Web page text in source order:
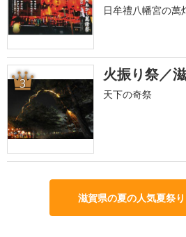
日牟禮八幡宮の萬
3 火振り祭／
天下の奇祭
滋賀県の夏の人気夏祭